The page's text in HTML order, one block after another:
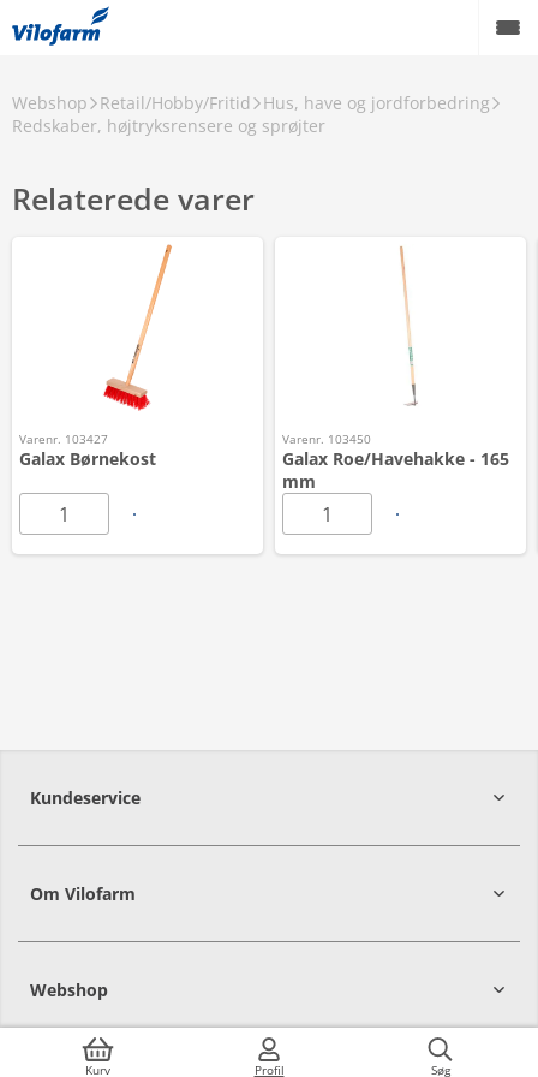
Kurv Profil Søg
Webshop Retail/Hobby/Fritid
Hus, have og jordforbedring
Redskaber, højtryksrensere og sprøjter
Relaterede varer
Varenr. 103427
Galax Børnekost
Varenr. 103450
Galax Roe/Havehakke - 165
mm
Kundeservice
Om Vilofarm
Webshop